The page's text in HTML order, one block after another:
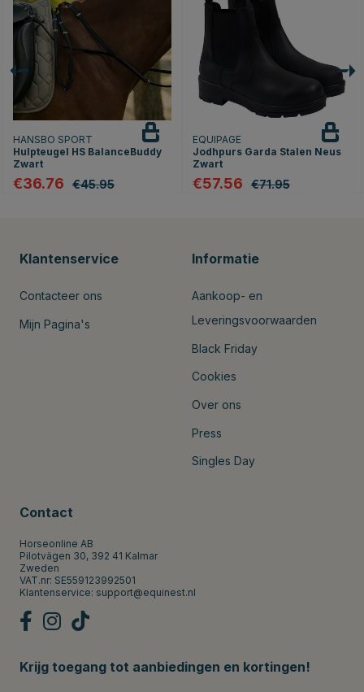
HANSBO SPORT
Hulpteugel HS BalanceBuddy
Zwart
€36.76 €45.95
EQUIPAGE
Jodhpurs Garda Stalen Neus
Zwart
€57.56 €71.95
Klantenservice
Contacteer ons
Mijn Pagina's
Informatie
Aankoop- en
Leveringsvoorwaarden
Black Friday
Cookies
Over ons
Press
Singles Day
Contact
Horseonline AB
Pilotvägen 30, 392 41 Kalmar
Zweden
VAT.nr: SE559123992501
Klantenservice: support@equinest.nl
Krijg toegang tot aanbiedingen en kortingen!